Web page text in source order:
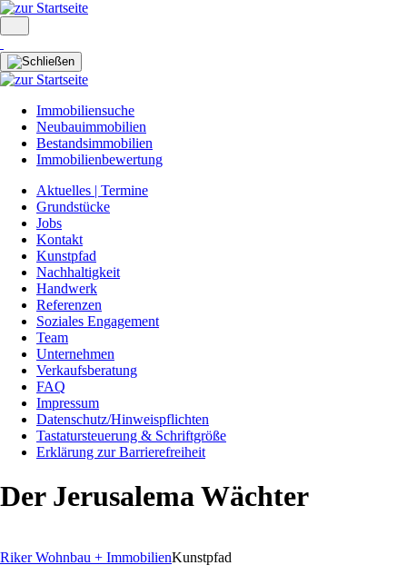
Immobiliensuche
Neubauimmobilien
Bestandsimmobilien
Immobilienbewertung
Aktuelles | Termine
Grundstücke
Jobs
Kontakt
Kunstpfad
Nachhaltigkeit
Handwerk
Referenzen
Soziales Engagement
Team
Unternehmen
Verkaufsberatung
FAQ
Impressum
Datenschutz/Hinweispflichten
Tastatursteuerung & Schriftgröße
Erklärung zur Barrierefreiheit
Der Jerusalema Wächter
Riker Wohnbau + ImmobilienKunstpfad